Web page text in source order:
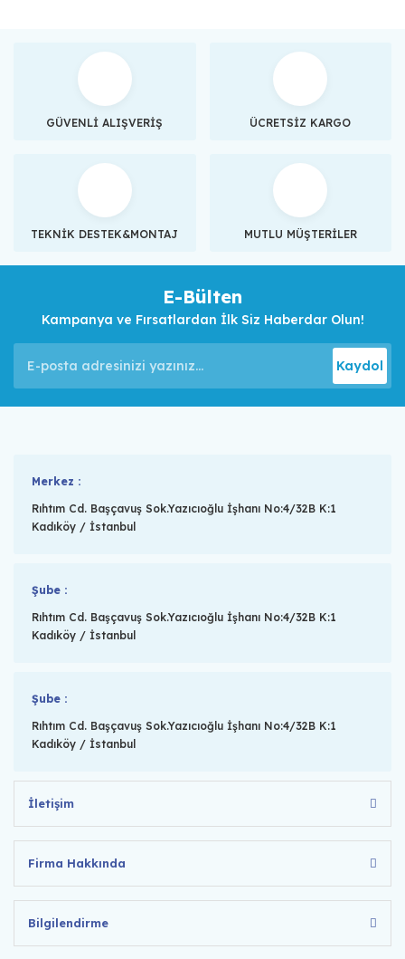
GÜVENLİ ALIŞVERİŞ ÜCRETSİZ KARGO
TEKNİK DESTEK&MONTAJ MUTLU MÜŞTERİLER
E-Bülten
Kampanya ve Fırsatlardan İlk Siz Haberdar Olun!
Kaydol
Merkez :
Rıhtım Cd. Başçavuş Sok.Yazıcıoğlu İşhanı No:4/32B K:1
Kadıköy / İstanbul
Şube :
Rıhtım Cd. Başçavuş Sok.Yazıcıoğlu İşhanı No:4/32B K:1
Kadıköy / İstanbul
Şube :
Rıhtım Cd. Başçavuş Sok.Yazıcıoğlu İşhanı No:4/32B K:1
Kadıköy / İstanbul
İletişim
Firma Hakkında
Bilgilendirme